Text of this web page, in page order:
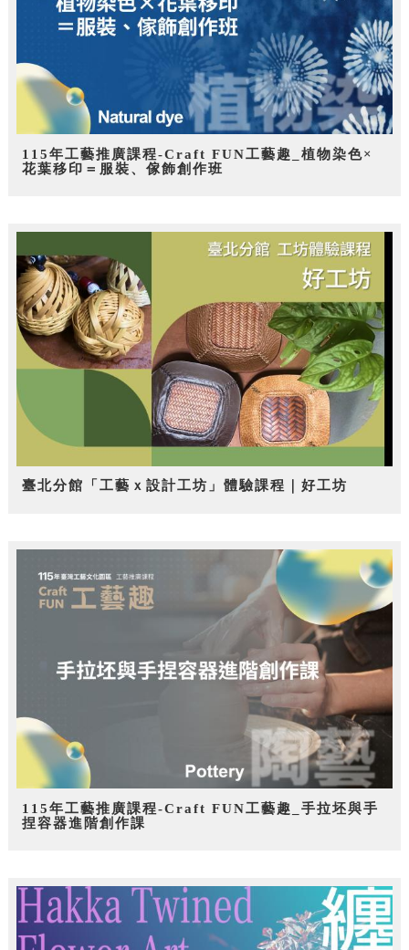
115年工藝推廣課程-Craft FUN工藝趣_植物染色×
花葉移印＝服裝、傢飾創作班
臺北分館「工藝ｘ設計工坊」體驗課程｜好工坊
115年工藝推廣課程-Craft FUN工藝趣_手拉坯與手
捏容器進階創作課